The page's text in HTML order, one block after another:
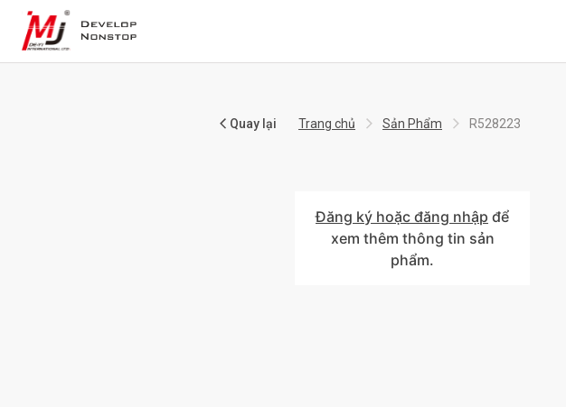
Quay lại Trang chủ Sản Phẩm R528223
Đăng ký hoặc đăng nhập để
xem thêm thông tin sản
phẩm.